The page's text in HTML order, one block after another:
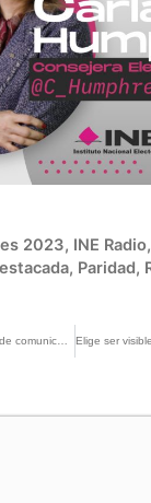
2023, INE Radio,
, Paridad,